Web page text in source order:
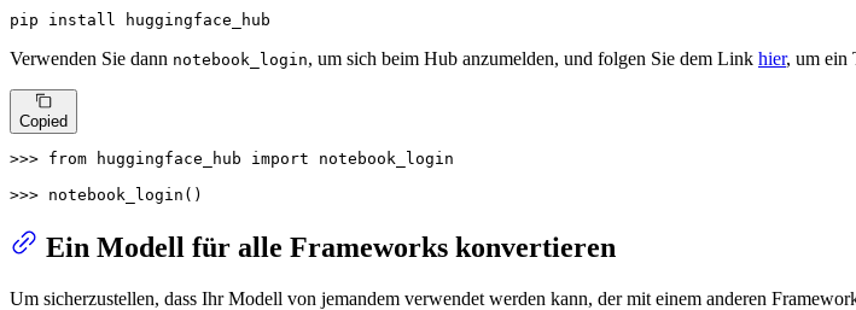
pip install huggingface_hub
Verwenden Sie dann notebook_login, um sich beim Hub anzumelden, und folgen Sie dem Link hier, um ein
Copied
>>> from huggingface_hub import notebook_login
>>> notebook_login()
Ein Modell für alle Frameworks konvertieren
Um sicherzustellen, dass Ihr Modell von jemandem verwendet werden kann, der mit einem anderen